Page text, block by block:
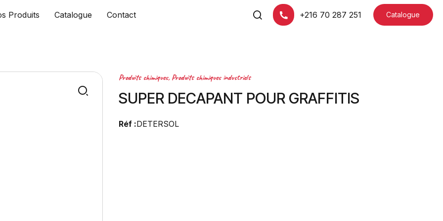
Produits Catalogue Contact +216 70 287 251 Catalogue
Produits chimiques, Produits chimiques industriels
SUPER DECAPANT POUR GRAFFITIS
Réf :DETERSOL